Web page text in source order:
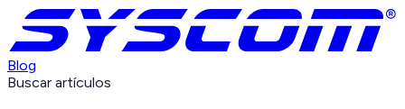
Blog
Buscar artículos